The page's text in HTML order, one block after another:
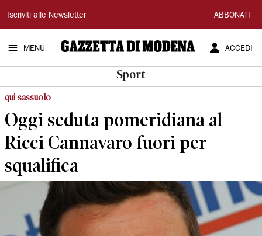
Gazzetta
di
Modena
Iscriviti alle Newsletter ABBONATI
MENU ACCEDI
Sport
qui sassuolo
Oggi seduta pomeridiana al
Ricci Cannavaro fuori per
squalifica